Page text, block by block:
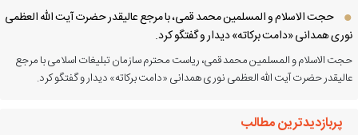
حجت الاسلام و المسلمین محمد قمی، با مرجع عالیقدر حضرت آیت الله العظمی
همدانی «دامت برکاته» دیدار و گفتگو کرد.
الاسلام و المسلمین محمد قمی، ریاست محترم سازمان تبلیغات اسلامی با مرجع
حضرت آیت الله العظمی نوری همدانی «دامت برکاته» دیدار و گفتگو کرد.
پربازدیدترین مطالب